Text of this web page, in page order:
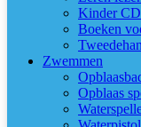
Kinder
Boeken
Zwemmen
Opblaas